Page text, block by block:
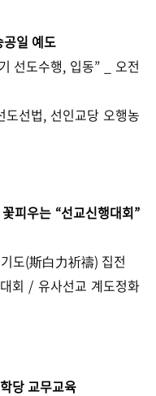
일 예도
선도수행, 입동” _ 오전
선법, 선인교당 오행농
피우는 “선교신행대회”
도(斯白力祈禱) 집전
회 / 유사선교 계도정화
당 교무교육